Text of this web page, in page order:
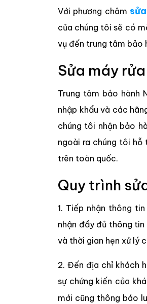
Với phương châm
của chúng tôi sẽ có
vụ đến trung tâm bảo
Sửa máy
Trung tâm bảo hành
nhập khẩu và các
chúng tôi nhận bảo
ngoài ra chúng tôi hỗ
trên toàn quốc.
Quy trình
1. Tiếp nhận thông
nhận đầy đủ thông
và thời gian hẹn xử lý
2. Đến địa chỉ khách
sự chứng kiến của
mới cũng thông báo